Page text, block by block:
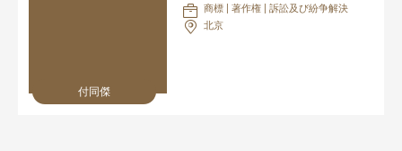
付同傑
商標 | 著作権 | 訴訟及び紛争解決
北京